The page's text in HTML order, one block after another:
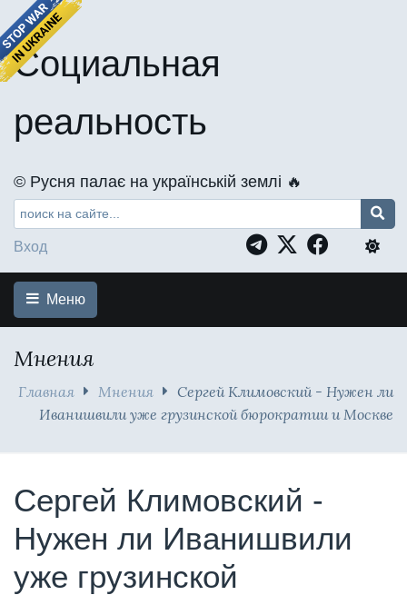
Социальная
реальность
©️ Русня палає на українській землі 🔥
Вход
Меню
Мнения
Главная Мнения
Сергей Климовский - Нужен ли
Иванишвили уже грузинской бюрократии и Москве
Сергей Климовский -
Нужен ли Иванишвили
уже грузинской